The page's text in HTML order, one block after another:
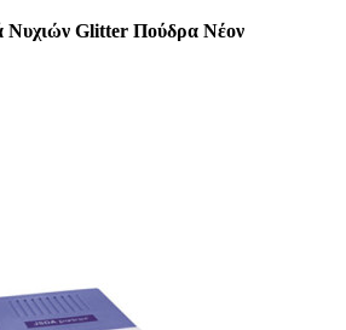
Νυχιών Glitter Πούδρα Νέον